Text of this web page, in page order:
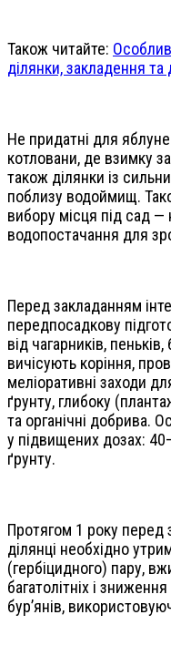
Також читайте:
ділянки, закладення та
Не придатні для
котловани, де взимку
також ділянки із
поблизу водоймищ.
вибору місця під сад —
водопостачання для
Перед закладанням
передпосадкову
від чагарників, пеньків,
вичісують коріння,
меліоративні заходи
ґрунту, глибоку
та органічні добрива.
у підвищених дозах:
ґрунту.
Протягом 1 року перед
ділянці необхідно
(гербіцидного) пару,
багатолітніх і
бур’янів,